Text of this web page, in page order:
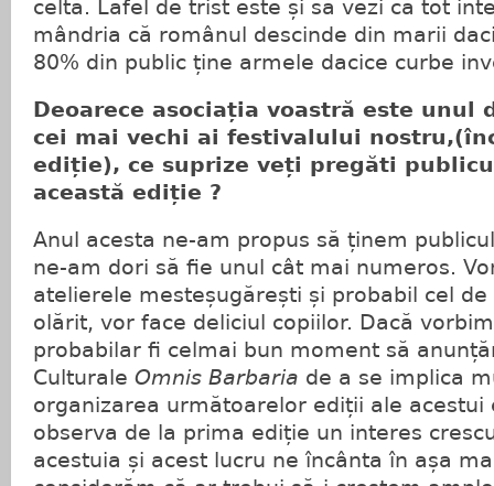
celtă. Lafel de trist este și să vezi că tot
mândria că românul descinde din marii
80% din public ține armele dacice curbe
Deoarece asociația voastră este
cei mai vechi ai festivalului
ediție), ce suprize veți pregăti
această ediție ?
Anul acesta ne-am propus să ținem
ne-am dori să fie unul cât mai numeros.
atelierele mesteșugărești și probabil cel
olărit, vor face deliciul copiilor. Dacă
probabilar fi celmai bun moment să
Culturale Omnis Barbaria de a se implica
organizarea următoarelor ediții ale
observa de la prima ediție un interes
acestuia și acest lucru ne încânta în așa